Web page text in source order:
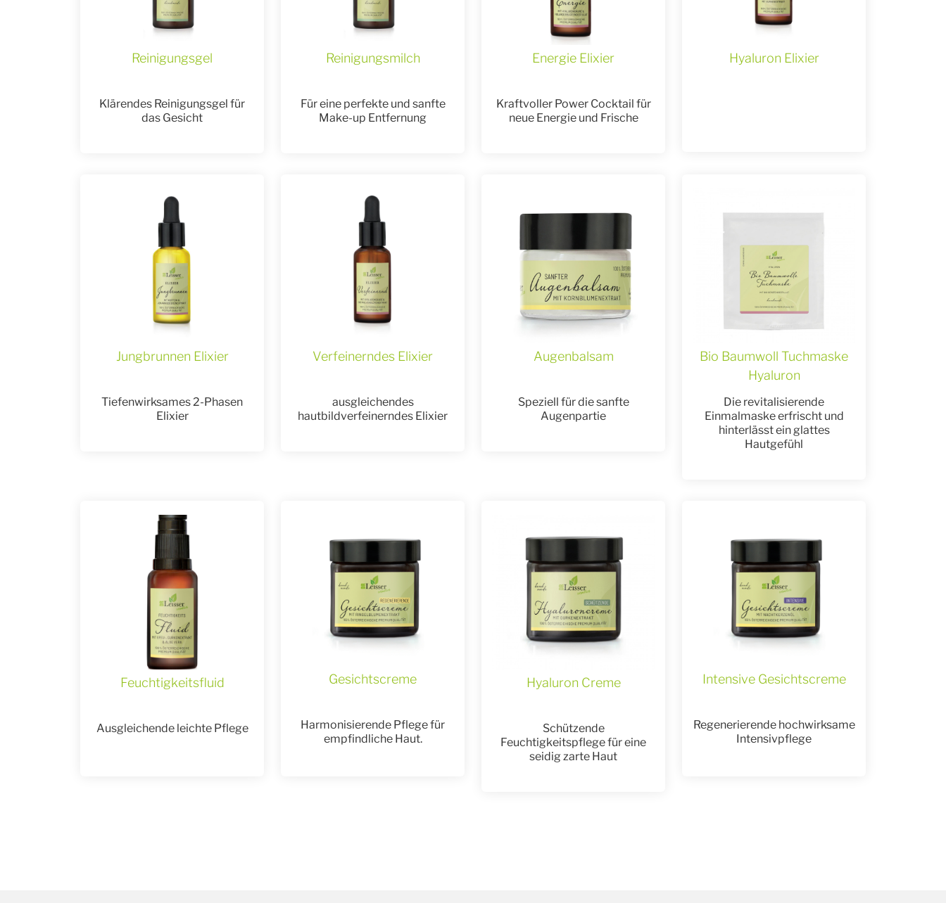
Reinigungsgel
Klärendes Reinigungsgel für
das Gesicht
Reinigungsmilch
Für eine perfekte und sanfte
Make-up Entfernung
Energie Elixier
Kraftvoller Power Cocktail für
neue Energie und Frische
Hyaluron Elixier
Jungbrunnen Elixier
Tiefenwirksames 2-Phasen
Elixier
Verfeinerndes Elixier
ausgleichendes
hautbildverfeinerndes Elixier
Augenbalsam
Speziell für die sanfte
Augenpartie
Bio Baumwoll Tuchmaske
Hyaluron
Die revitalisierende
Einmalmaske erfrischt und
hinterlässt ein glattes
Hautgefühl
Feuchtigkeitsfluid
Ausgleichende leichte Pflege
Gesichtscreme
Harmonisierende Pflege für
empfindliche Haut.
Hyaluron Creme
Schützende
Feuchtigkeitspflege für eine
seidig zarte Haut
Intensive Gesichtscreme
Regenerierende hochwirksame
Intensivpflege